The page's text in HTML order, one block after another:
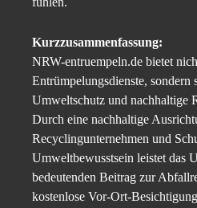
Kurzzusammenfassung:
NRW-entruempeln.de bietet
Entrümpelungsdienste, sondern
Umweltschutz und nachhaltige
Durch eine nachhaltige
Recyclingunternehmen und
Umweltbewusstsein leistet das
bedeutenden Beitrag zur
kostenlose Vor-Ort-